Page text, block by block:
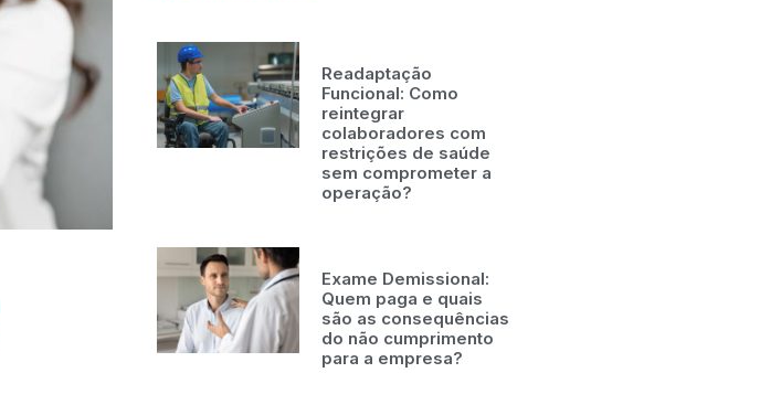
Readaptação
Funcional: Como
reintegrar
colaboradores com
restrições de saúde
sem comprometer a
operação?
Exame Demissional:
Quem paga e quais
são as consequências
do não cumprimento
para a empresa?